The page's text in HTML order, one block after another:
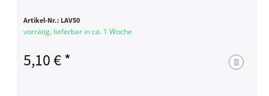
Artikel-Nr.: LAV50
vorrätig, lieferbar in ca. 1 Woche
5,10 € *